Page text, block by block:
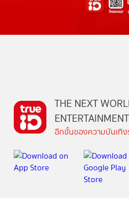
THE NEXT
ENTERTAINMENT
อีกขั้นของความบันเทิ